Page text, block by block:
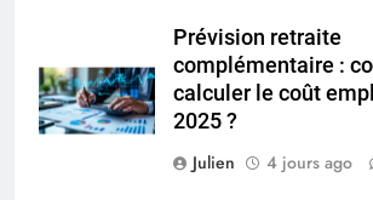
Prévision retraite
complémentaire :
calculer le coût
2025 ?
Julien
4 jours ago